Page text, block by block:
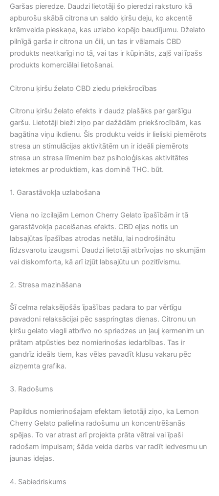
Garšas pieredze. Daudzi lietotāji šo pieredzi raksturo kā
apburošu skābā citrona un saldo ķiršu deju, ko akcentē
krēmveida pieskaņa, kas uzlabo kopējo baudījumu. Dželato
pilnīgā garša ir citrona un čili, un tas ir vēlamais CBD
produkts neatkarīgi no tā, vai tas ir kūpināts, zaļš vai īpašs
produkts komerciālai lietošanai.
Citronu ķiršu želato CBD ziedu priekšrocības
Citronu ķiršu želato efekts ir daudz plašāks par garšīgu
garšu. Lietotāji bieži ziņo par dažādām priekšrocībām, kas
bagātina viņu ikdienu. Šis produktu veids ir lieliski piemērots
stresa un stimulācijas aktivitātēm un ir ideāli piemērots
stresa un stresa līmenim bez psiholoģiskas aktivitātes
ietekmes ar produktiem, kas dominē THC. būt.
1. Garastāvokļa uzlabošana
Viena no izcilajām Lemon Cherry Gelato īpašībām ir tā
garastāvokļa pacelšanas efekts. CBD eļļas notis un
labsajūtas īpašības atrodas netālu, lai nodrošinātu
līdzsvarotu izaugsmi. Daudzi lietotāji atbrīvojas no skumjām
vai diskomforta, kā arī izjūt labsajūtu un pozitīvismu.
2. Stresa mazināšana
Šī celma relaksējošās īpašības padara to par vērtīgu
pavadoni relaksācijai pēc saspringtas dienas. Citronu un
ķiršu gelato viegli atbrīvo no spriedzes un ļauj ķermenim un
prātam atpūsties bez nomierinošas iedarbības. Tas ir
gandrīz ideāls tiem, kas vēlas pavadīt klusu vakaru pēc
aizņemta grafika.
3. Radošums
Papildus nomierinošajam efektam lietotāji ziņo, ka Lemon
Cherry Gelato palielina radošumu un koncentrēšanās
spējas. To var atrast arī projekta prāta vētrai vai īpaši
radošam impulsam; šāda veida darbs var radīt iedvesmu un
jaunas idejas.
4. Sabiedriskums